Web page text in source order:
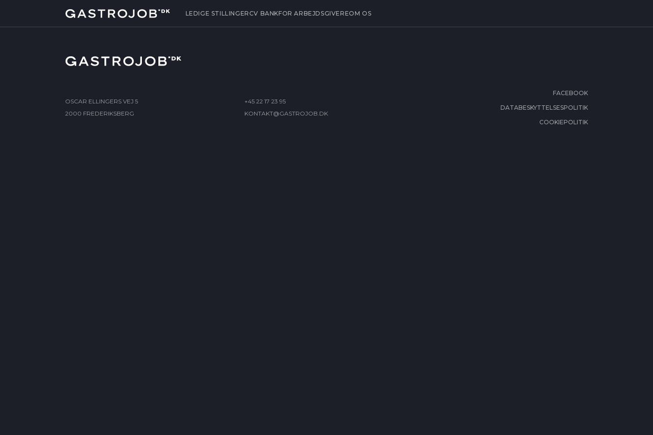
LEDIGE STILLINGER CV BANKFOR ARBEJDSGIVEREOM OS
OSCAR ELLINGERS VEJ 5
2000 FREDERIKSBERG
+45 22 17 23 95
KONTAKT@GASTROJOB.DK
FACEBOOK
DATABESKYTTELSESPOLITIK
COOKIEPOLITIK